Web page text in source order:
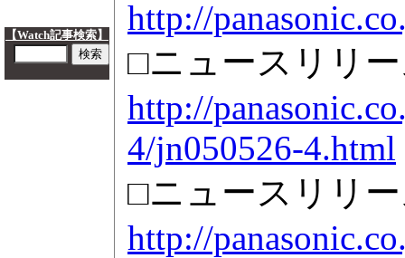
【Watch記事検索】
http://
□ニュースリリ
http://
4/jn050526-4.html
□ニュースリリ
http://